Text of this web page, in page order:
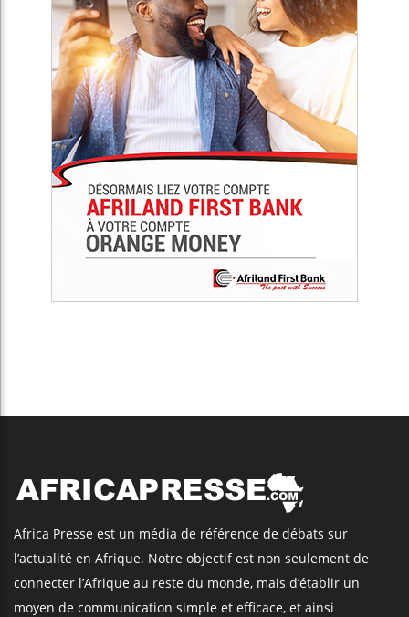
Africa Presse est un média de référence de débats sur
l’actualité en Afrique. Notre objectif est non seulement de
connecter l’Afrique au reste du monde, mais d’établir un
moyen de communication simple et efficace, et ainsi